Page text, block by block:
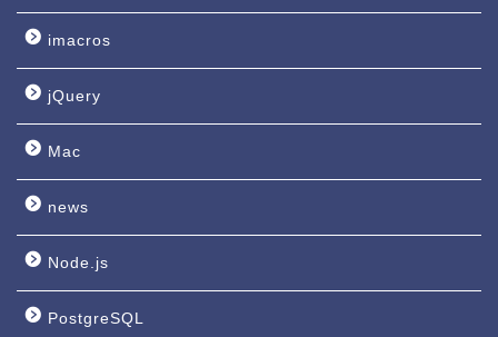
imacros
jQuery
Mac
news
Node.js
PostgreSQL